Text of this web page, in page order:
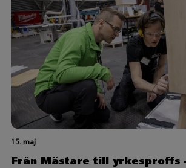
15. maj
Från Mästare till yrkesproffs